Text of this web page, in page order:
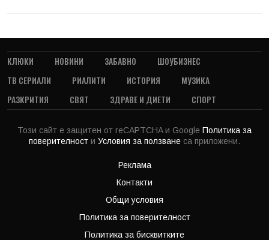
КЛЮКИ НОВИНИ ЗАБАВНО
ШОУБИЗНЕС
ТВ СЕРИАЛИ
РИАЛИТИ ИСТОРИЯ
МУЗИКА
РАЗКРИТИЯ
СВЯТ ЗДРАВЕ И ДИЕТИ СПОРТ
Този сайт е защитен от reCAPTCHA и Google Политика за
поверителност и Условия за ползване са приложени.
Реклама
Контакти
Общи условия
Политика за поверителност
Политика за бисквитките